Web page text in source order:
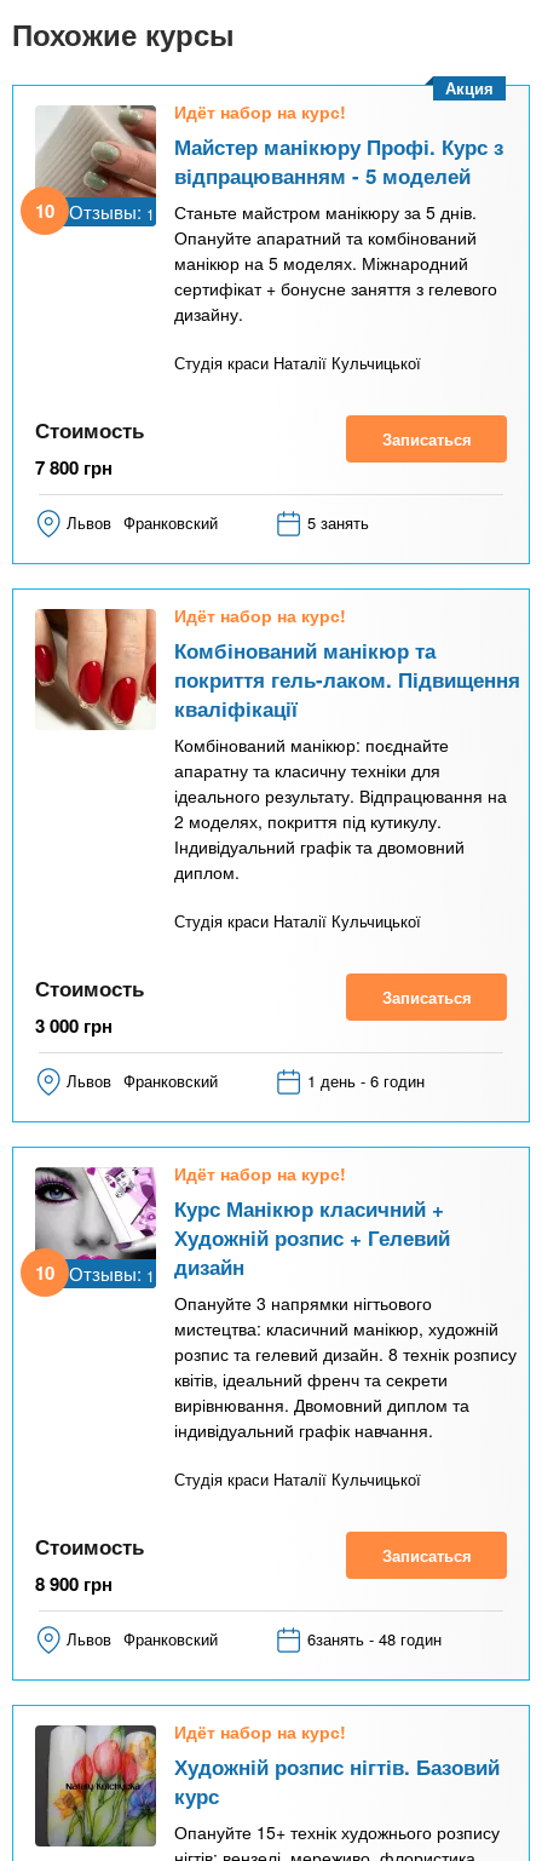
Похожие курсы
10 Отзывы: 1
Идёт набор на курс!
Майстер манікюру Профі. Курс з
відпрацюванням - 5 моделей
Станьте майстром манікюру за 5 днів.
Опануйте апаратний та комбінований
манікюр на 5 моделях. Міжнародний
сертифікат + бонусне заняття з гелевого
дизайну.
Студія краси Наталії Кульчицької
Акция
Стоимость
7 800 грн
Записаться
Львов Франковский 5 занять
Идёт набор на курс!
Комбінований манікюр та
покриття гель-лаком. Підвищення
кваліфікації
Комбінований манікюр: поєднайте
апаратну та класичну техніки для
ідеального результату. Відпрацювання на
2 моделях, покриття під кутикулу.
Індивідуальний графік та двомовний
диплом.
Студія краси Наталії Кульчицької
Стоимость
3 000 грн
Записаться
Львов Франковский 1 день - 6 годин
10 Отзывы: 1
Идёт набор на курс!
Курс Манікюр класичний +
Художній розпис + Гелевий
дизайн
Опануйте 3 напрямки нігтьового
мистецтва: класичний манікюр, художній
розпис та гелевий дизайн. 8 технік розпису
квітів, ідеальний френч та секрети
вирівнювання. Двомовний диплом та
індивідуальний графік навчання.
Студія краси Наталії Кульчицької
Стоимость
8 900 грн
Записаться
Львов Франковский 6занять - 48 годин
Идёт набор на курс!
Художній розпис нігтів. Базовий
курс
Опануйте 15+ технік художнього розпису